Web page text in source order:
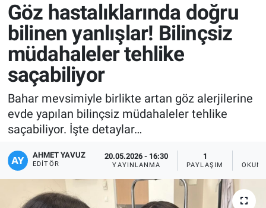
Göz hastalıklarında doğru
bilinen yanlışlar! Bilinçsiz
müdahaleler tehlike
saçabiliyor
Bahar mevsimiyle birlikte artan göz alerjilerine
evde yapılan bilinçsiz müdahaleler tehlike
saçabiliyor. İşte detaylar…
AHMET YAVUZ
EDITÖR
20.05.2026 - 16:30
YAYINLANMA
1
PAYLAŞIM